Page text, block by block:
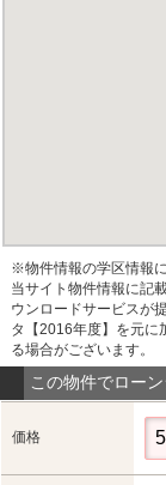
※物件情報の学区情報
当サイト物件情報に記
ウンロードサービスが
タ【2016年度】を元に
る場合がございます。
この物件でロー
価格